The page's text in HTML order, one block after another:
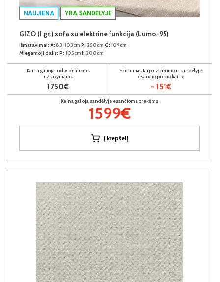
NAUJIENA YRA SANDĖLYJE
GIZO (I gr.) sofa su elektrine funkcija (Lumo-95)
Išmatavimai: A: 83-103cm P: 250cm G: 109cm
Miegamoji dalis: P: 105cm I: 200cm
Kaina galioja individualiems
užsakymams
1750€
Skirtumas tarp užsakomų ir sandėlyje
esančių prekių kainų
- 151€
Kaina galioja sandėlyje esančioms prekėms
1599€
Į krepšelį